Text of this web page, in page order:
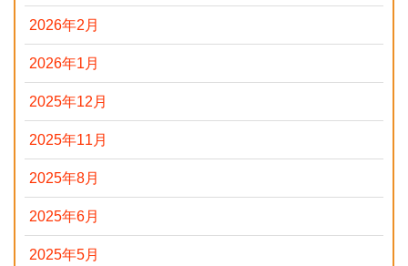
2026年2月
2026年1月
2025年12月
2025年11月
2025年8月
2025年6月
2025年5月